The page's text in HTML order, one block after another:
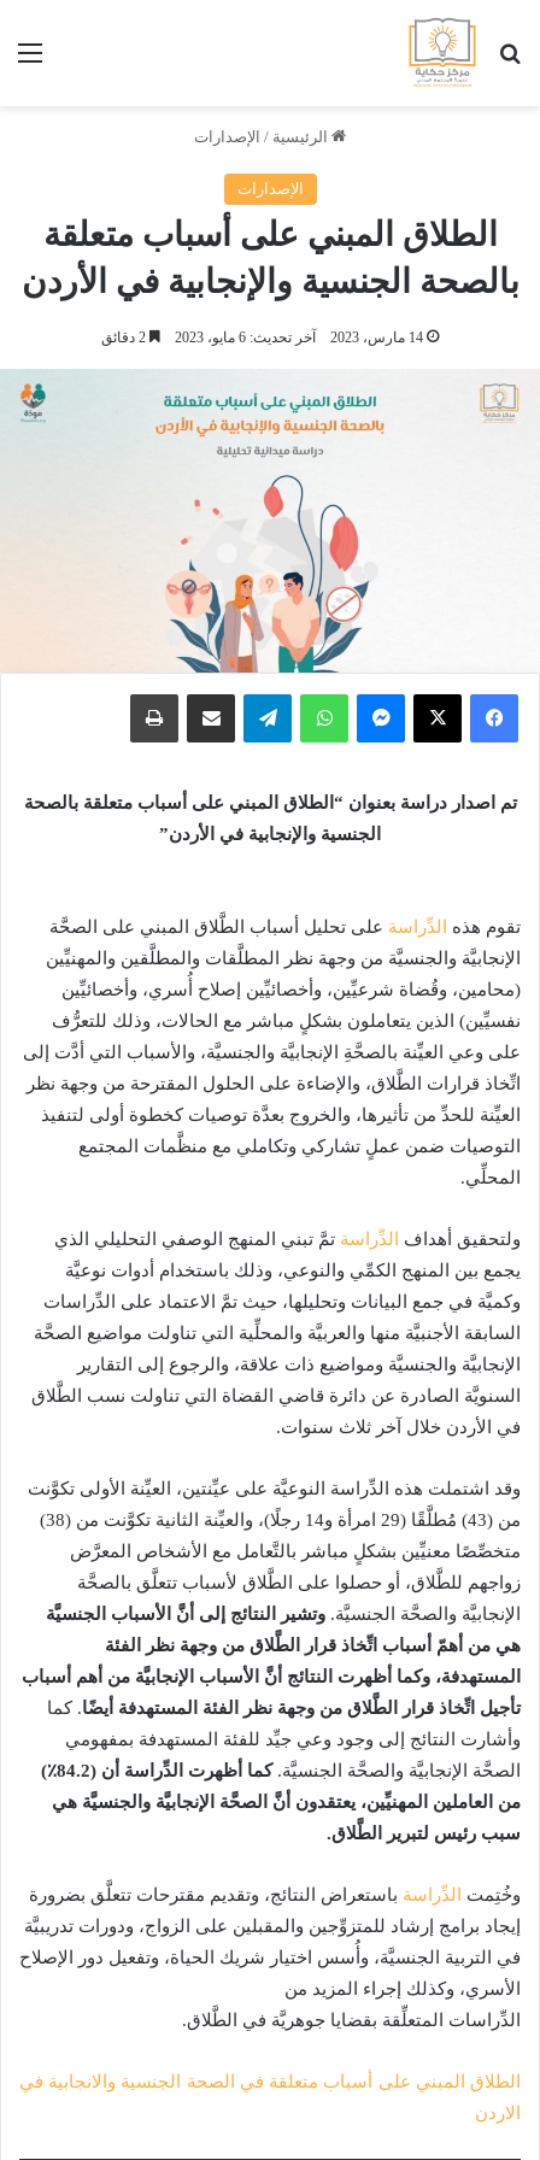
بحث عن
الرئيسية / الإصدارات
الإصدارات
الطلاق المبني على أسباب متعلقة
بالصحة الجنسية والإنجابية في الأردن
14 مارس، 2023 آخر تحديث: 6 مايو، 2023
فيسبوك X ماسنجر واتساب تيلقرام مشاركة عبر البريد طباعة
تم اصدار دراسة بعنوان “الطلاق المبني على أسباب متعلقة بالصحة
الجنسية والإنجابية في الأردن”
تقوم هذه الدِّراسة على تحليل أسباب الطَّلاق المبني على الصحَّة
الإنجابيَّة والجنسيَّة من وجهة نظر المطلَّقات والمطلَّقين والمهنيِّين
(محامين، وقُضاة شرعيِّين، وأخصائيِّين إصلاح أُسري، وأخصائيِّين
نفسيِّين) الذين يتعاملون بشكلٍ مباشر مع الحالات، وذلك للتعرُّف
على وعي العيِّنة بالصحَّةِ الإنجابيَّة والجنسيَّة، والأسباب التي أدَّت إلى
اتِّخاذ قرارات الطَّلاق، والإضاءة على الحلول المقترحة من وجهة نظر
العيِّنة للحدِّ من تأثيرها، والخروج بعدَّة توصيات كخطوة أولى لتنفيذ
التوصيات ضمن عملٍ تشاركي وتكاملي مع منظَّمات المجتمع
المحلِّي.
ولتحقيق أهداف الدِّراسة تمَّ تبني المنهج الوصفي التحليلي الذي
يجمع بين المنهج الكمِّي والنوعي، وذلك باستخدام أدوات نوعيَّة
وكميَّة في جمع البيانات وتحليلها، حيث تمَّ الاعتماد على الدِّراسات
السابقة الأجنبيَّة منها والعربيَّة والمحلِّية التي تناولت مواضيع الصحَّة
الإنجابيَّة والجنسيَّة ومواضيع ذات علاقة، والرجوع إلى التقارير
السنويَّة الصادرة عن دائرة قاضي القضاة التي تناولت نسب الطَّلاق
في الأردن خلال آخر ثلاث سنوات.
وقد اشتملت هذه الدِّراسة النوعيَّة على عيِّنتين، العيِّنة الأولى تكوَّنت
من (43) مُطلَّقًا (29 امرأة و14 رجلًا)، والعيِّنة الثانية تكوَّنت من (38)
متخصِّصًا معنيِّين بشكلٍ مباشر بالتَّعامل مع الأشخاص المعرَّض
زواجهم للطَّلاق، أو حصلوا على الطَّلاق لأسباب تتعلَّق بالصحَّة
الإنجابيَّة والصحَّة الجنسيَّة. وتشير النتائج إلى أنَّ الأسباب الجنسيَّة
هي من أهمّ أسباب اتِّخاذ قرار الطَّلاق من وجهة نظر الفئة
المستهدفة، وكما أظهرت النتائج أنَّ الأسباب الإنجابيَّة من أهم أسباب
تأجيل اتِّخاذ قرار الطَّلاق من وجهة نظر الفئة المستهدفة أيضًا. كما
وأشارت النتائج إلى وجود وعي جيِّد للفئة المستهدفة بمفهومي
الصحَّة الإنجابيَّة والصحَّة الجنسيَّة.
كما أظهرت الدِّراسة أن (84.2٪)
من العاملين المهنيِّين، يعتقدون أنَّ الصحَّة الإنجابيَّة والجنسيَّة هي
سبب رئيس لتبرير الطَّلاق.
وخُتِمت الدِّراسة باستعراض النتائج، وتقديم مقترحات تتعلَّق بضرورة
إيجاد برامج إرشاد للمتزوِّجين والمقبلين على الزواج، ودورات تدريبيَّة
في التربية الجنسيَّة، وأُسس اختيار شريك الحياة، وتفعيل دور الإصلاح
الأسري، وكذلك إجراء المزيد من
الدِّراسات المتعلِّقة بقضايا جوهريَّة في الطَّلاق.
الطلاق المبني على أسباب متعلقة في الصحة الجنسية والانجابية في
الاردن